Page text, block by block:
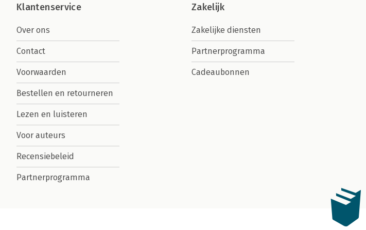
Klantenservice
Over ons
Contact
Voorwaarden
Bestellen en retourneren
Lezen en luisteren
Voor auteurs
Recensiebeleid
Partnerprogramma
Zakelijk
Zakelijke diensten
Partnerprogramma
Cadeaubonnen